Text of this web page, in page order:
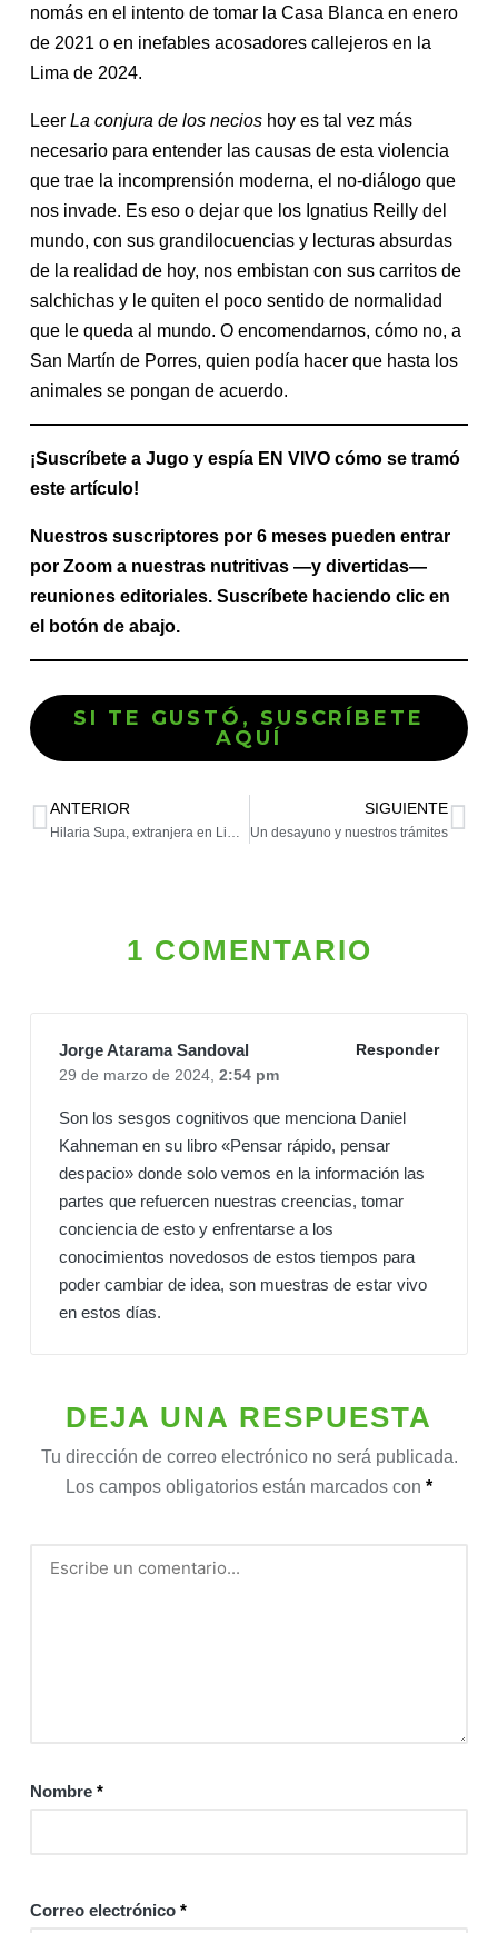
nomás en el intento de tomar la Casa Blanca en enero
de 2021 o en inefables acosadores callejeros en la
Lima de 2024.
Leer La conjura de los necioshoy es tal vez más
necesario para entender las causas de esta violencia
que trae la incomprensión moderna, el no-diálogo que
nos invade. Es eso o dejar que los Ignatius Reilly del
mundo, con sus grandilocuencias y lecturas absurdas
de la realidad de hoy, nos embistan con sus carritos de
salchichas y le quiten el poco sentido de normalidad
que le queda al mundo. O encomendarnos, cómo no, a
San Martín de Porres, quien podía hacer que hasta los
animales se pongan de acuerdo.
¡Suscríbete a Jugo y espía EN VIVO cómo se tramó
este artículo!
Nuestros suscriptores por 6 meses pueden entrar
por Zoom a nuestras nutritivas —y divertidas—
reuniones editoriales. Suscríbete haciendo clic en
el botón de abajo.
SI TE GUSTÓ, SUSCRÍBETE
AQUÍ
ANTERIOR
Hilaria Supa, extranjera en Lima y Filadelfia
SIGUIENTE
Un desayuno y nuestros trámites
1 COMENTARIO
Jorge Atarama Sandoval
Responder
29 de marzo de 2024, 2:54 pm
Son los sesgos cognitivos que menciona Daniel
Kahneman en su libro «Pensar rápido, pensar
despacio» donde solo vemos en la información las
partes que refuercen nuestras creencias, tomar
conciencia de esto y enfrentarse a los
conocimientos novedosos de estos tiempos para
poder cambiar de idea, son muestras de estar vivo
en estos días.
DEJA UNA RESPUESTA
Tu dirección de correo electrónico no será publicada.
Los campos obligatorios están marcados con *
Nombre *
Correo electrónico *